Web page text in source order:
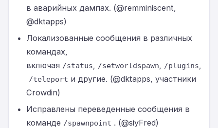
в аварийных дампах. (@remminiscent,
@dktapps)
Локализованные сообщения в различных
командах,
включая /status, /setworldspawn, /plugins,
/teleport и другие. (@dktapps, участники
Crowdin)
Исправлены переведенные сообщения в
команде /spawnpoint . (@siyFred)